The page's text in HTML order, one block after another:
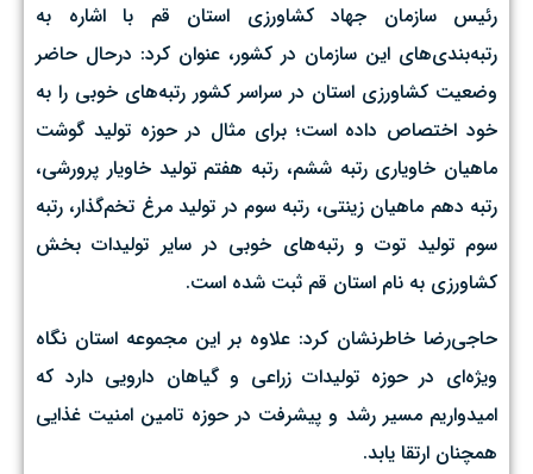
رئیس سازمان جهاد کشاورزی استان قم با اشاره به
رتبه‌بندی‌های این سازمان در کشور، عنوان کرد: درحال حاضر
وضعیت کشاورزی استان در سراسر کشور رتبه‌های خوبی را به
خود اختصاص داده است؛ برای مثال در حوزه تولید گوشت
ماهیان خاویاری رتبه ششم، رتبه هفتم تولید خاویار پرورشی،
رتبه دهم ماهیان زینتی، رتبه سوم در تولید مرغ تخم‌گذار، رتبه
سوم تولید توت و رتبه‌های خوبی در سایر تولیدات بخش
کشاورزی به نام استان قم ثبت شده است.
حاجی‌رضا خاطرنشان کرد: علاوه بر این مجموعه استان نگاه
ویژه‌ای در حوزه تولیدات زراعی و گیاهان دارویی دارد که
امیدواریم مسیر رشد و پیشرفت در حوزه تامین امنیت غذایی
همچنان ارتقا یابد.